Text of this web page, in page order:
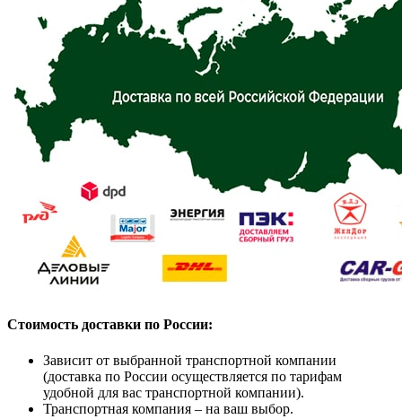
Стоимость доставки по России:
Зависит от выбранной транспортной компании
(доставка по России осуществляется по тарифам
удобной для вас транспортной компании).
Транспортная компания – на ваш выбор.